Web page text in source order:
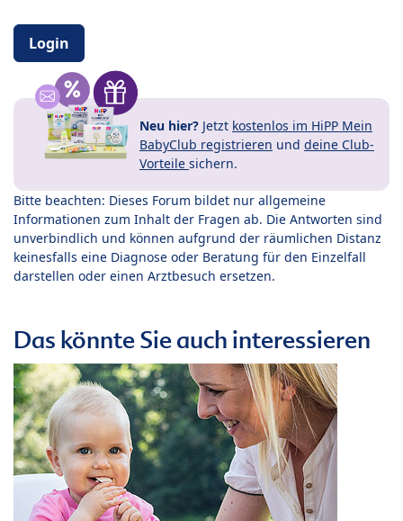
Login
Neu hier? Jetzt kostenlos im HiPP Mein
BabyClub registrieren und deine Club-
Vorteile sichern.
Bitte beachten: Dieses Forum bildet nur allgemeine
Informationen zum Inhalt der Fragen ab. Die Antworten sind
unverbindlich und können aufgrund der räumlichen Distanz
keinesfalls eine Diagnose oder Beratung für den Einzelfall
darstellen oder einen Arztbesuch ersetzen.
Das könnte Sie auch interessieren